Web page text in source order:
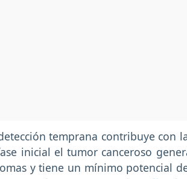
temprana contribuye con
inicial el tumor canceroso
y tiene un mínimo potencial